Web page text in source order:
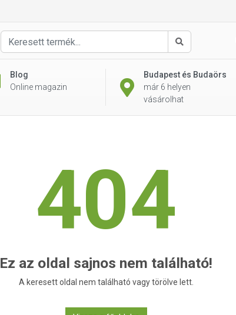
Keresés
Blog
Online magazin
Budapest és Budaörs
már 6 helyen
vásárolhat
404
Ez az oldal sajnos nem található!
A keresett oldal nem található vagy törölve lett.